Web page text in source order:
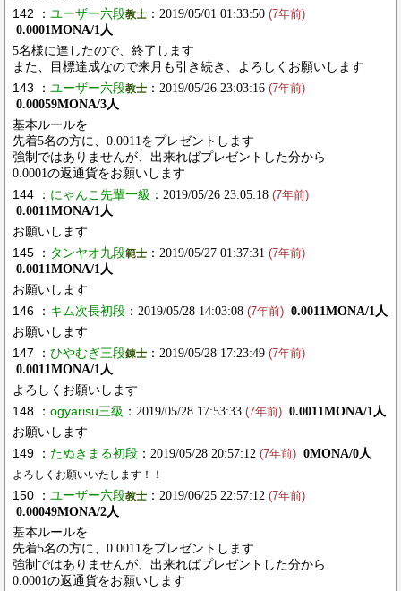
142 ： ユーザー六段教士 ：2019/05/01 01:33:50 (7年前)
0.0001MONA/1人
5名様に達したので、終了します
また、目標達成なので来月も引き続き、よろしくお願いします
143 ： ユーザー六段教士 ：2019/05/26 23:03:16 (7年前)
0.00059MONA/3人
基本ルールを
先着5名の方に、0.0011をプレゼントします
強制ではありませんが、出来ればプレゼントした分から
0.0001の返通貨をお願いします
144 ： にゃんこ先輩一級 ：2019/05/26 23:05:18 (7年前)
0.0011MONA/1人
お願いします
145 ： タンヤオ九段範士 ：2019/05/27 01:37:31 (7年前)
0.0011MONA/1人
お願いします
146 ： キム次長初段 ：2019/05/28 14:03:08 (7年前) 0.0011MONA/1人
お願いします
147 ： ひやむぎ三段錬士 ：2019/05/28 17:23:49 (7年前)
0.0011MONA/1人
よろしくお願いします
148 ： ogyarisu三級 ：2019/05/28 17:53:33 (7年前) 0.0011MONA/1人
お願いします
149 ： たぬきまる初段 ：2019/05/28 20:57:12 (7年前) 0MONA/0人
よろしくお願いいたします！！
150 ： ユーザー六段教士 ：2019/06/25 22:57:12 (7年前)
0.00049MONA/2人
基本ルールを
先着5名の方に、0.0011をプレゼントします
強制ではありませんが、出来ればプレゼントした分から
0.0001の返通貨をお願いします